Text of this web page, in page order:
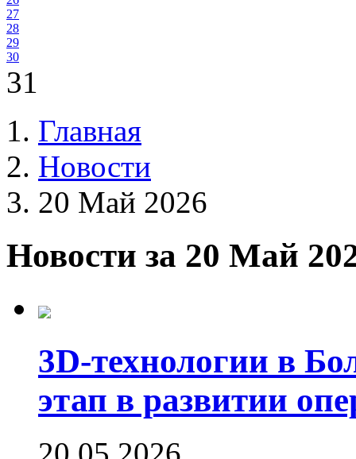
27
28
29
30
31
Главная
Новости
20 Май 2026
Новости за 20 Май
3D‑технологии в
этап в развитии